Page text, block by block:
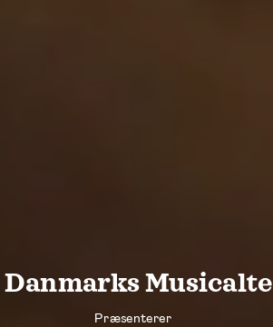
Danmarks Musicalte
Præsenterer